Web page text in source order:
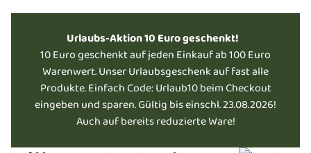
Urlaubs-Aktion 10 Euro geschenkt!
10 Euro geschenkt auf jeden Einkauf ab 100 Euro
Warenwert. Unser Urlaubsgeschenk auf fast alle
Produkte. Einfach Code: Urlaub10 beim Checkout
eingeben und sparen. Gültig bis einschl. 23.08.2026!
Auch auf bereits reduzierte Ware!